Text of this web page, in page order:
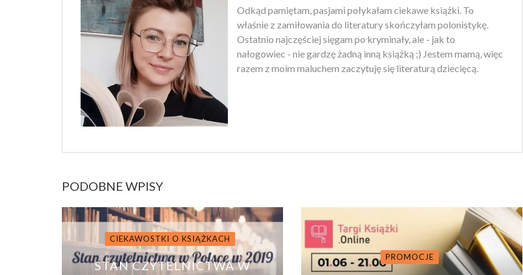
Odkąd pamiętam, pasjami połykałam ciekawe książki. To
właśnie z zamiłowania do literatury skończyłam polonistykę.
Ostatnio najczęściej sięgam po kryminały, ale - jak to
nałogowiec - nie gardzę żadną inną książką ;) Jestem mamą, więc
razem z moim maluchem zaczytuję się literaturą dziecięcą.
PODOBNE WPISY
CIEKAWOSTKI O KSIĄŻKACH
STAN CZYTELNICTWA W
PROMOCJE